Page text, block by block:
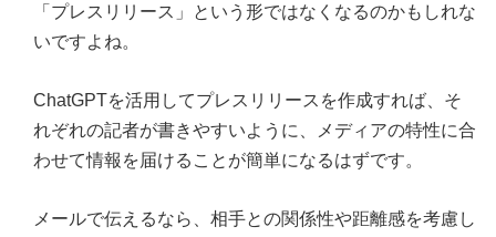
「プレスリリース」という形ではなくなるのかもしれな
いですよね。
ChatGPTを活用してプレスリリースを作成すれば、そ
れぞれの記者が書きやすいように、メディアの特性に合
わせて情報を届けることが簡単になるはずです。
メールで伝えるなら、相手との関係性や距離感を考慮し